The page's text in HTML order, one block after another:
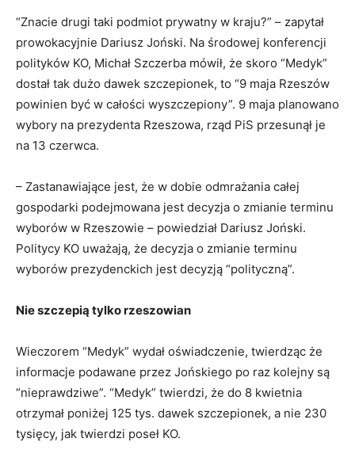
“Znacie drugi taki podmiot prywatny w kraju?” – zapytał
prowokacyjnie Dariusz Joński. Na środowej konferencji
polityków KO, Michał Szczerba mówił, że skoro “Medyk”
dostał tak dużo dawek szczepionek, to “9 maja Rzeszów
powinien być w całości wyszczepiony”. 9 maja planowano
wybory na prezydenta Rzeszowa, rząd PiS przesunął je
na 13 czerwca.
– Zastanawiające jest, że w dobie odmrażania całej
gospodarki podejmowana jest decyzja o zmianie terminu
wyborów w Rzeszowie – powiedział Dariusz Joński.
Politycy KO uważają, że decyzja o zmianie terminu
wyborów prezydenckich jest decyzją “polityczną”.
Nie szczepią tylko rzeszowian
Wieczorem “Medyk” wydał oświadczenie, twierdząc że
informacje podawane przez Jońskiego po raz kolejny są
“nieprawdziwe”. “Medyk” twierdzi, że do 8 kwietnia
otrzymał poniżej 125 tys. dawek szczepionek, a nie 230
tysięcy, jak twierdzi poseł KO.